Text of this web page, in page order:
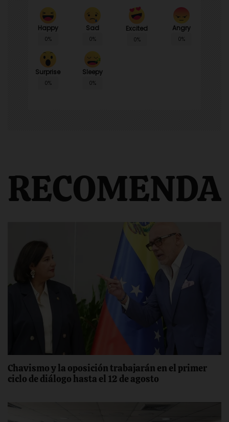
Happy
0%
Sad
0%
Excited
0%
Angry
0%
Surprise
0%
Sleepy
0%
Chavismo y la oposición trabajarán en el primer
ciclo de diálogo hasta el 12 de agosto